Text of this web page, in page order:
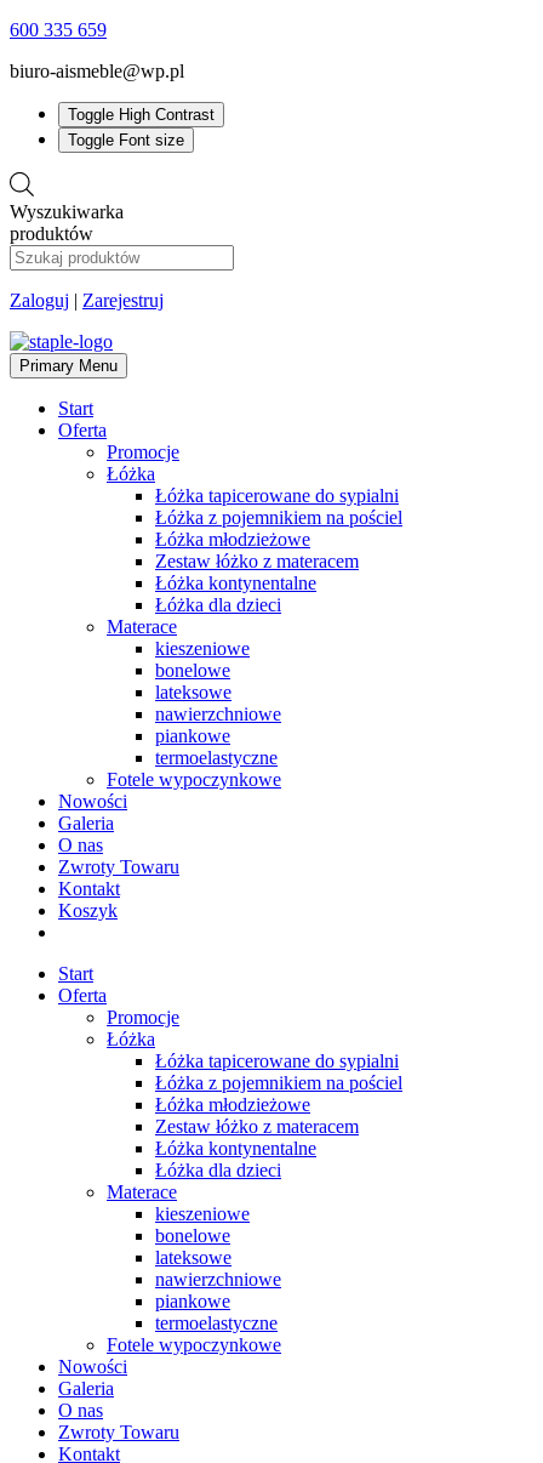
600 335 659
biuro-aismeble@wp.pl
Toggle High Contrast
Toggle Font size
Wyszukiwarka
produktów
Zaloguj | Zarejestruj
Primary Menu
Start
Oferta
Promocje
Łóżka
Łóżka tapicerowane do sypialni
Łóżka z pojemnikiem na pościel
Łóżka młodzieżowe
Zestaw łóżko z materacem
Łóżka kontynentalne
Łóżka dla dzieci
Materace
kieszeniowe
bonelowe
lateksowe
nawierzchniowe
piankowe
termoelastyczne
Fotele wypoczynkowe
Nowości
Galeria
O nas
Zwroty Towaru
Kontakt
Koszyk
Start
Oferta
Promocje
Łóżka
Łóżka tapicerowane do sypialni
Łóżka z pojemnikiem na pościel
Łóżka młodzieżowe
Zestaw łóżko z materacem
Łóżka kontynentalne
Łóżka dla dzieci
Materace
kieszeniowe
bonelowe
lateksowe
nawierzchniowe
piankowe
termoelastyczne
Fotele wypoczynkowe
Nowości
Galeria
O nas
Zwroty Towaru
Kontakt